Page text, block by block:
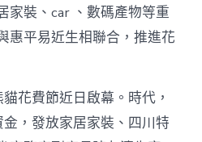
滅
花
費
_
中
國
家裝、car 、數碼產物等重
惠平易近生相聯合，推進花
花費節近日啟幕。時代，
，發放家居家裝、四川特